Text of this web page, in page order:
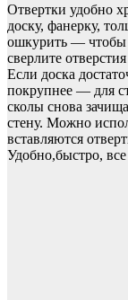
Отвертки удобно
доску, фанерку,
ошкурить — чтобы
сверлите
Если доска
покрупнее — для
сколы снова
стену. Можно
вставляются
Удобно,быстро,